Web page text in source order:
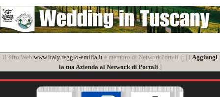
il Sito Web www.italy.reggio-emilia.itè membro di NetworkPortali.it | [ Aggiungi
la tua Azienda al Network di Portali]